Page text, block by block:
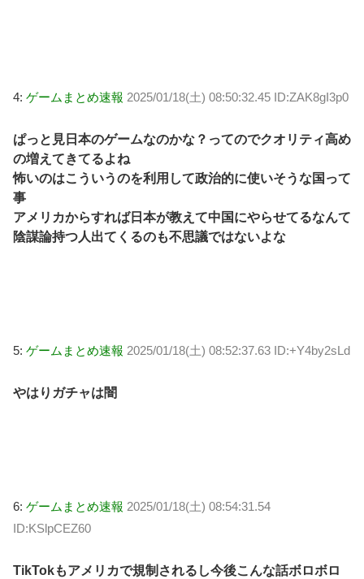
4: ゲームまとめ速報 2025/01/18(土) 08:50:32.45 ID:ZAK8gI3p0
ぱっと見日本のゲームなのかな？ってのでクオリティ高め
の増えてきてるよね
怖いのはこういうのを利用して政治的に使いそうな国って
事
アメリカからすれば日本が教えて中国にやらせてるなんて
陰謀論持つ人出てくるのも不思議ではないよな
5: ゲームまとめ速報 2025/01/18(土) 08:52:37.63 ID:+Y4by2sLd
やはりガチャは闇
6: ゲームまとめ速報 2025/01/18(土) 08:54:31.54
ID:KSlpCEZ60
TikTokもアメリカで規制されるし今後こんな話ボロボロ